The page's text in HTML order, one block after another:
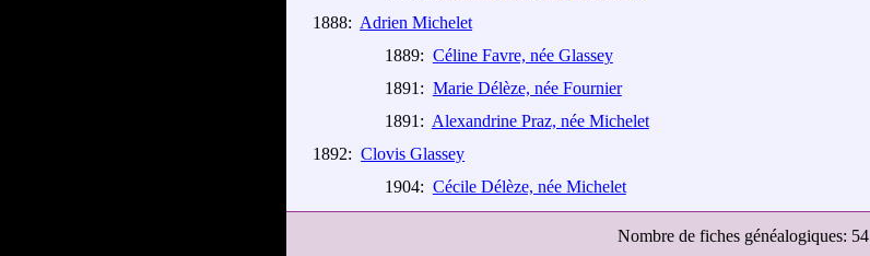
1888: Adrien Michelet
1889: Céline Favre, née Glassey
1891: Marie Délèze, née Fournier
1891: Alexandrine Praz, née Michelet
1892: Clovis Glassey
1904: Cécile Délèze, née Michelet
Nombre de fiches généalogiques: 54